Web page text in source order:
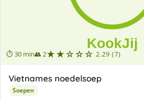
⏱ 30 min👥 2★★☆☆☆ 2.29 (7)
Vietnames noedelsoep
Soepen